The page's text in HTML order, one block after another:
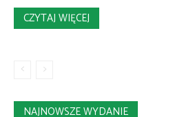
CZYTAJ WIĘCEJ
NAJNOWSZE WYDANIE